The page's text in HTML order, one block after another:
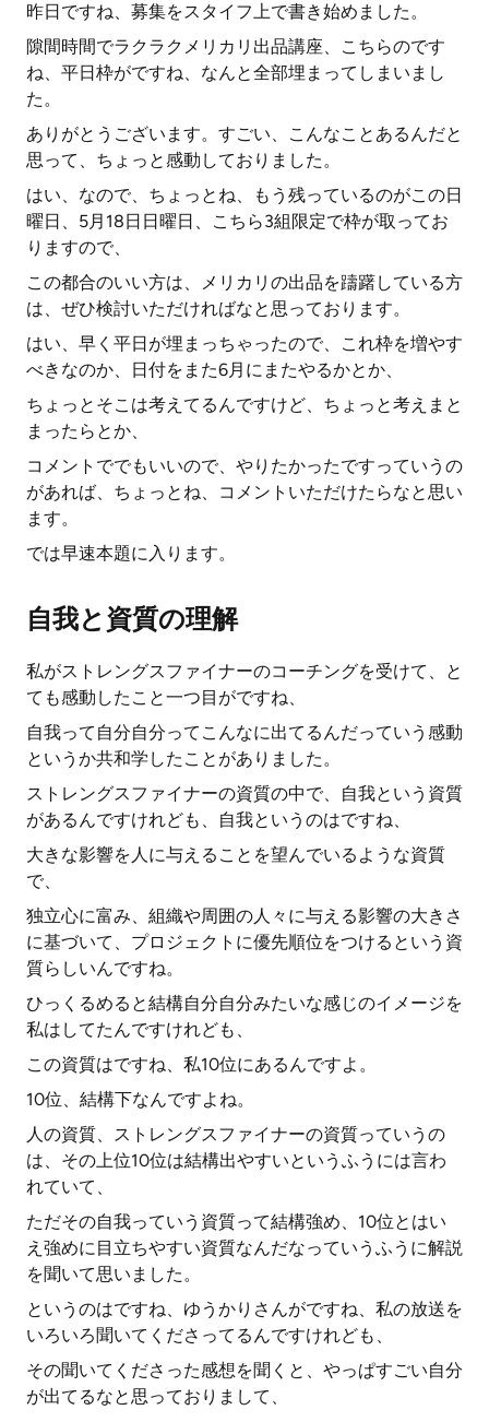
昨日ですね、募集をスタイフ上で書き始めました。
隙間時間でラクラクメリカリ出品講座、こちらのです
ね、平日枠がですね、なんと全部埋まってしまいまし
た。
ありがとうございます。すごい、こんなことあるんだと
思って、ちょっと感動しておりました。
はい、なので、ちょっとね、もう残っているのがこの日
曜日、5月18日日曜日、こちら3組限定で枠が取ってお
りますので、
この都合のいい方は、メリカリの出品を躊躇している方
は、ぜひ検討いただければなと思っております。
はい、早く平日が埋まっちゃったので、これ枠を増やす
べきなのか、日付をまた6月にまたやるかとか、
ちょっとそこは考えてるんですけど、ちょっと考えまと
まったらとか、
コメントででもいいので、やりたかったですっていうの
があれば、ちょっとね、コメントいただけたらなと思い
ます。
では早速本題に入ります。
自我と資質の理解
私がストレングスファイナーのコーチングを受けて、と
ても感動したこと一つ目がですね、
自我って自分自分ってこんなに出てるんだっていう感動
というか共和学したことがありました。
ストレングスファイナーの資質の中で、自我という資質
があるんですけれども、自我というのはですね、
大きな影響を人に与えることを望んでいるような資質
で、
独立心に富み、組織や周囲の人々に与える影響の大きさ
に基づいて、プロジェクトに優先順位をつけるという資
質らしいんですね。
ひっくるめると結構自分自分みたいな感じのイメージを
私はしてたんですけれども、
この資質はですね、私10位にあるんですよ。
10位、結構下なんですよね。
人の資質、ストレングスファイナーの資質っていうの
は、その上位10位は結構出やすいというふうには言わ
れていて、
ただその自我っていう資質って結構強め、10位とはい
え強めに目立ちやすい資質なんだなっていうふうに解説
を聞いて思いました。
というのはですね、ゆうかりさんがですね、私の放送を
いろいろ聞いてくださってるんですけれども、
その聞いてくださった感想を聞くと、やっぱすごい自分
が出てるなと思っておりまして、